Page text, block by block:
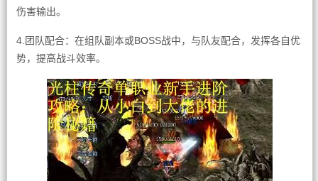
伤害输出。
4.团队配合：在组队副本或BOSS战中，与队友配合，发挥各自优
势，提高战斗效率。